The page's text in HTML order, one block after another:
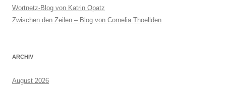
Wortnetz-Blog von Katrin Opatz
Zwischen den Zeilen – Blog von Cornelia Thoellden
ARCHIV
August 2026